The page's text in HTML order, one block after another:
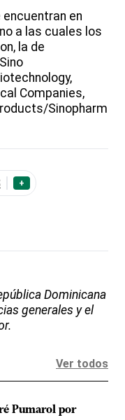
en
a las cuales los
la de
Companies,
Sinopharm
+
Dominicana
generales y el
Ver todos
Pumarol por